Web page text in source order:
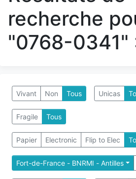
recherche
"0768-0341"
Vivant Non Tous Unicas
Fragile Tous
Papier Electronic Flip to Elec
Fort-de-France - BNRMI - Antilles